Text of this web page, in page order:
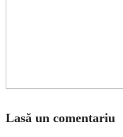
Lasă un comentariu